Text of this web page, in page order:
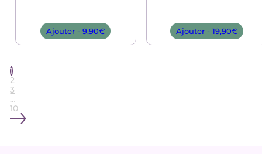
Ajouter -9,90€ Ajouter - 19,90€
1
2
3
…
10